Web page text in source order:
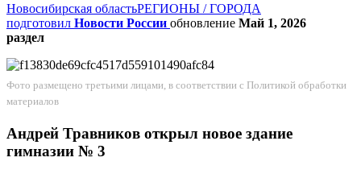
Новосибирская областьРЕГИОНЫ / ГОРОДА
подготовил Новости России обновление Май 1, 2026
раздел
Фото размещено третьими лицами, в соответствии с Политикой обработки
материалов
Андрей Травников открыл новое здание
гимназии № 3